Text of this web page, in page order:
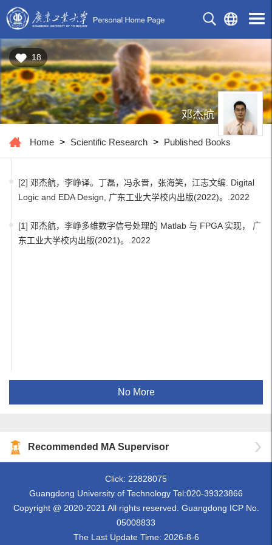
18
邓杰航
Home > Scientific Research > Published Books
[2] 邓杰航，李峥译。丁磊，冯永晋，张海笑，江志文编. Digital
Logic and EDA Design, 广东工业大学校内出版(2022)。.2022
[1] 邓杰航，李峥多维数字信号处理的 Matlab 与 FPGA 实现， 广
东工业大学校内出版(2021)。.2022
No More
Recommended MA Supervisor
Click: 22828075
Guangdong University of Technology Tel:020-39323866
Copyright @ 2020-2021 All rights reserved. Guangdong ICP No.
05008833
The Last Update Time: 2026-8-6